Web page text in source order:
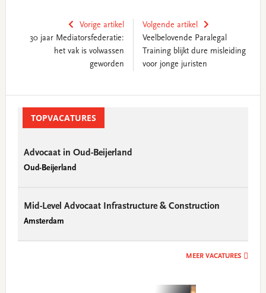
Vorige artikel
30 jaar Mediatorsfederatie:
het vak is volwassen
geworden
Volgende artikel
Veelbelovende Paralegal
Training blijkt dure misleiding
voor jonge juristen
SidebarTOPVACATURES
Advocaat in Oud-Beijerland
Oud-Beijerland
Mid-Level Advocaat Infrastructure & Construction
Amsterdam
MEER VACATURES